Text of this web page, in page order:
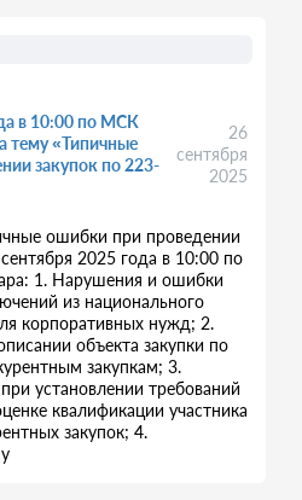
в 10:00 по МСК
тему «Типичные
закупок по 223-
26
сентября
2025
ошибки при проведении
2025 года в 10:00 по
1. Нарушения и ошибки
из национального
корпоративных нужд; 2.
объекта закупки по
закупкам; 3.
установлении требований
квалификации участника
закупок; 4.